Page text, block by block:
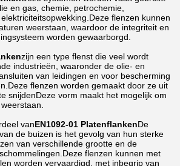
en gas, chemie, petrochemie,
flenzen kunnen
weerstaan, waardoor de integriteit en
worden gewaarborgd.
zijn een type flenst die veel wordt
industrieën, waaronder de olie- en
van leidingen en voor bescherming
flenzen worden gemaakt door ze uit
snijdenDeze vorm maakt het mogelijk om
vanEN1092-01 PlatenflankenDe
de buizen is het gevolg van hun sterke
van verschillende grootte en de
flenzen kunnen met
worden vervaardigd, met inbegrip van